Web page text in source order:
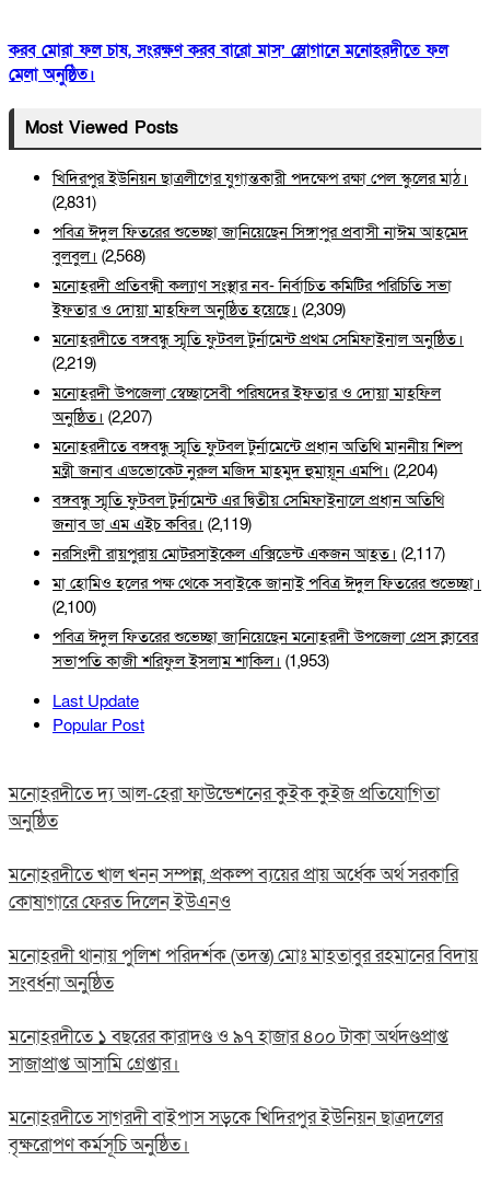
করব মোরা ফল চাষ, সংরক্ষণ করব বারো মাস’ স্লোগানে মনোহরদীতে ফল
মেলা অনুষ্ঠিত।
Most Viewed Posts
খিদিরপুর ইউনিয়ন ছাত্রলীগের যুগান্তকারী পদক্ষেপ রক্ষা পেল স্কুলের মাঠ।
(2,831)
পবিত্র ঈদুল ফিতরের শুভেচ্ছা জানিয়েছেন সিঙ্গাপুর প্রবাসী নাঈম আহমেদ
বুলবুল। (2,568)
মনোহরদী প্রতিবন্ধী কল্যাণ সংস্থার নব- নির্বাচিত কমিটির পরিচিতি সভা
ইফতার ও দোয়া মাহফিল অনুষ্ঠিত হয়েছে। (2,309)
মনোহরদীতে বঙ্গবন্ধু স্মৃতি ফুটবল টুর্নামেন্ট প্রথম সেমিফাইনাল অনুষ্ঠিত।
(2,219)
মনোহরদী উপজেলা স্বেচ্ছাসেবী পরিষদের ইফতার ও দোয়া মাহফিল
অনুষ্ঠিত। (2,207)
মনোহরদীতে বঙ্গবন্ধু স্মৃতি ফুটবল টুর্নামেন্টে প্রধান অতিথি মাননীয় শিল্প
মন্ত্রী জনাব এডভোকেট নুরুল মজিদ মাহমুদ হুমায়ূন এমপি। (2,204)
বঙ্গবন্ধু স্মৃতি ফুটবল টুর্নামেন্ট এর দ্বিতীয় সেমিফাইনালে প্রধান অতিথি
জনাব ডা এম এইচ কবির। (2,119)
নরসিংদী রায়পুরায় মোটরসাইকেল এক্সিডেন্ট একজন আহত। (2,117)
মা হোমিও হলের পক্ষ থেকে সবাইকে জানাই পবিত্র ঈদুল ফিতরের শুভেচ্ছা।
(2,100)
পবিত্র ঈদুল ফিতরের শুভেচ্ছা জানিয়েছেন মনোহরদী উপজেলা প্রেস ক্লাবের
সভাপতি কাজী শরিফুল ইসলাম শাকিল। (1,953)
Last Update
Popular Post
মনোহরদীতে দ্য আল-হেরা ফাউন্ডেশনের কুইক কুইজ প্রতিযোগিতা
অনুষ্ঠিত
মনোহরদীতে খাল খনন সম্পন্ন, প্রকল্প ব্যয়ের প্রায় অর্ধেক অর্থ সরকারি
কোষাগারে ফেরত দিলেন ইউএনও
মনোহরদী থানায় পুলিশ পরিদর্শক (তদন্ত) মোঃ মাহতাবুর রহমানের বিদায়
সংবর্ধনা অনুষ্ঠিত
মনোহরদীতে ১ বছরের কারাদণ্ড ও ৯৭ হাজার ৪০০ টাকা অর্থদণ্ডপ্রাপ্ত
সাজাপ্রাপ্ত আসামি গ্রেপ্তার।
মনোহরদীতে সাগরদী বাইপাস সড়কে খিদিরপুর ইউনিয়ন ছাত্রদলের
বৃক্ষরোপণ কর্মসূচি অনুষ্ঠিত।